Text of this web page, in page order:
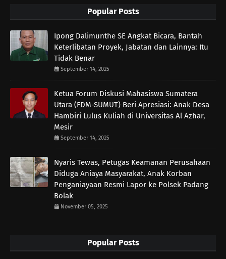
Popular Posts
Ipong Dalimunthe SE Angkat Bicara, Bantah
Keterlibatan Proyek, Jabatan dan Lainnya: Itu
Tidak Benar
September 14, 2025
Ketua Forum Diskusi Mahasiswa Sumatera
Utara (FDM-SUMUT) Beri Apresiasi: Anak Desa
Hambiri Lulus Kuliah di Universitas Al Azhar,
Mesir
September 14, 2025
Nyaris Tewas, Petugas Keamanan Perusahaan
Diduga Aniaya Masyarakat, Anak Korban
Penganiayaan Resmi Lapor ke Polsek Padang
Bolak
November 05, 2025
Popular Posts